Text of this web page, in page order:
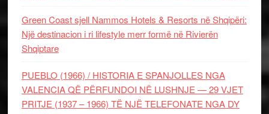
Green Coast sjell Nammos Hotels & Resorts në Shqipëri:
Një destinacion i ri lifestyle merr formë në Rivierën
Shqiptare
PUEBLO (1966) / HISTORIA E SPANJOLLES NGA
VALENCIA QË PËRFUNDOI NË LUSHNJE — 29 VJET
PRITJE (1937 – 1966) TË NJË TELEFONATE NGA DY